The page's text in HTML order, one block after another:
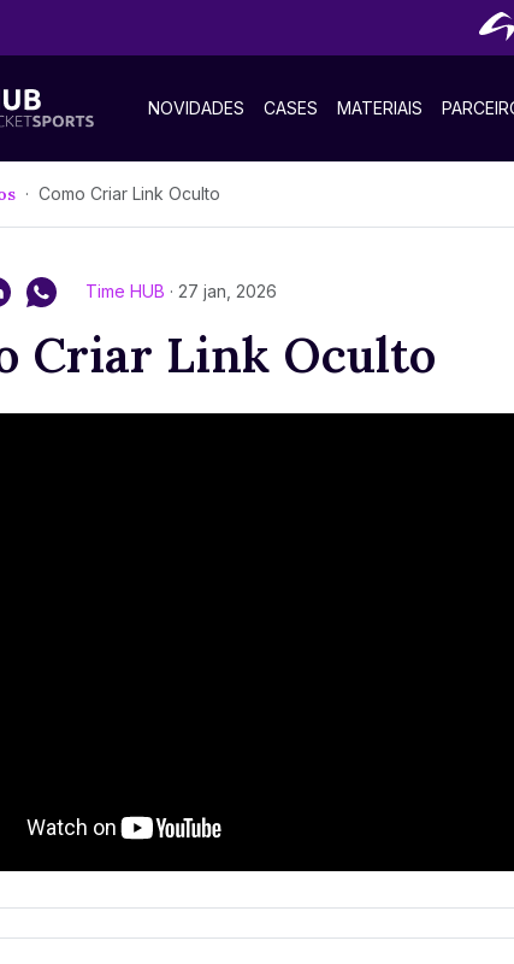
NOVIDADES CASES MATERIAIS
Como Criar Link Oculto
Time HUB · 27 jan, 2026
Criar Link Oculto